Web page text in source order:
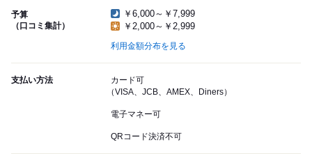
予算
（口コミ集計）
￥6,000～￥7,999
￥2,000～￥2,999
利用金額分布を見る
支払い方法
カード可
（VISA、JCB、AMEX、Diners）
電子マネー可
QRコード決済不可